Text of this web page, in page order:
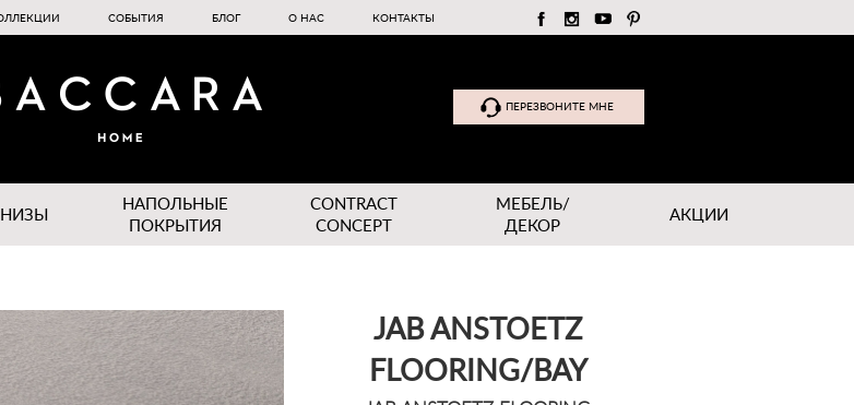
СОБЫТИЯ БЛОГ О НАС КОНТАКТЫ
ПЕРЕЗВОНИТЕ МНЕ
НАПОЛЬНЫЕ
ПОКРЫТИЯ
CONTRACT
CONCEPT
МЕБЕЛЬ/
ДЕКОР
АКЦИИ
JAB ANSTOETZ
FLOORING/BAY